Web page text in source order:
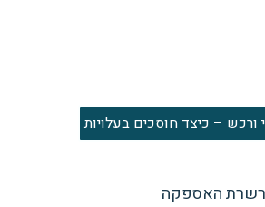
– כיצד חוסכים בעלויות
האספקה